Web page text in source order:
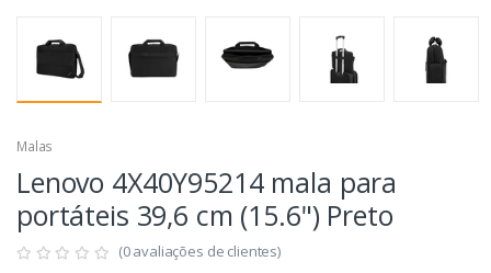
Malas
Lenovo 4X40Y95214 mala para
portáteis 39,6 cm (15.6") Preto
(0 avaliações de clientes)